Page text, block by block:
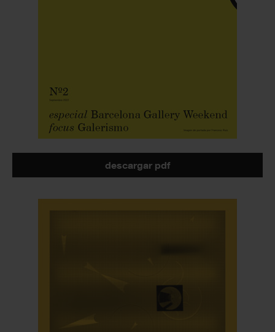
descargar pdf